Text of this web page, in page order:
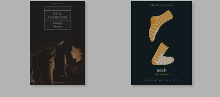
55% S/ 344,10 55%
dcto.